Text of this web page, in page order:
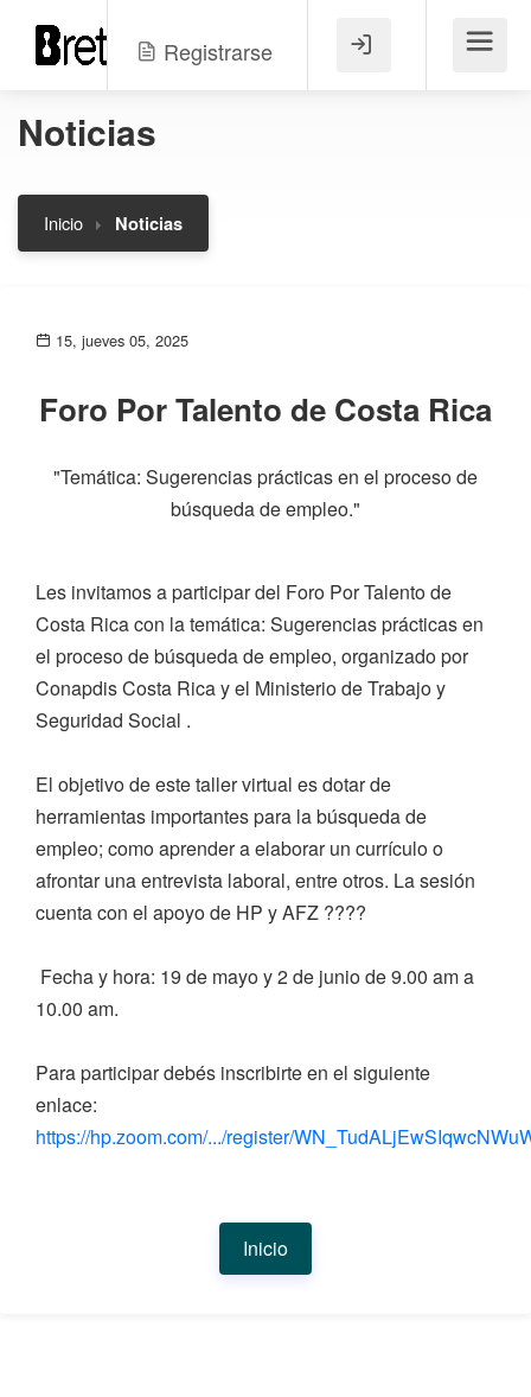
Registrarse Menú
Noticias
Inicio Noticias
15, jueves 05, 2025
Foro Por Talento de Costa Rica
"Temática: Sugerencias prácticas en el proceso de
búsqueda de empleo."
Les invitamos a participar del Foro Por Talento de
Costa Rica con la temática: Sugerencias prácticas en
el proceso de búsqueda de empleo, organizado por
Conapdis Costa Rica y el Ministerio de Trabajo y
Seguridad Social .
El objetivo de este taller virtual es dotar de
herramientas importantes para la búsqueda de
empleo; como aprender a elaborar un currículo o
afrontar una entrevista laboral, entre otros. La sesión
cuenta con el apoyo de HP y AFZ ????
Fecha y hora: 19 de mayo y 2 de junio de 9.00 am a
10.00 am.
Para participar debés inscribirte en el siguiente
enlace:
https://hp.zoom.com/.../register/
Inicio